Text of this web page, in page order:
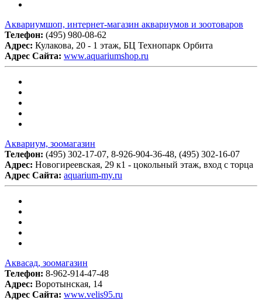
Аквариумшоп, интернет-магазин аквариумов и зоотоваров
Телефон: (495) 980-08-62
Адрес: Кулакова, 20 - 1 этаж, БЦ Технопарк Орбита
Адрес Сайта: www.aquariumshop.ru
Аквариум, зоомагазин
Телефон: (495) 302-17-07, 8-926-904-36-48, (495) 302-16-07
Адрес: Новогиреевская, 29 к1 - цокольный этаж, вход с торца
Адрес Сайта: aquarium-my.ru
Аквасад, зоомагазин
Телефон: 8-962-914-47-48
Адрес: Воротынская, 14
Адрес Сайта: www.velis95.ru